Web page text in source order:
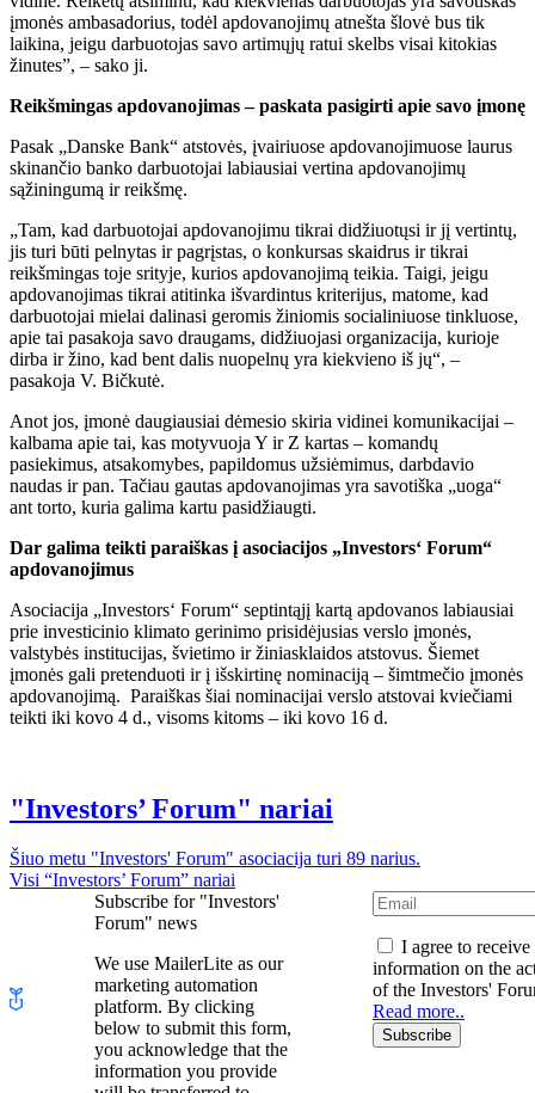
įmonės ambasadorius, todėl apdovanojimų atnešta šlovė bus tik
laikina, jeigu darbuotojas savo artimųjų ratui skelbs visai kitokias
žinutes”, – sako ji.
Reikšmingas apdovanojimas – paskata pasigirti apie savo įmonę
Pasak „Danske Bank“ atstovės, įvairiuose apdovanojimuose laurus
skinančio banko darbuotojai labiausiai vertina apdovanojimų
sąžiningumą ir reikšmę.
„Tam, kad darbuotojai apdovanojimu tikrai didžiuotųsi ir jį vertintų,
jis turi būti pelnytas ir pagrįstas, o konkursas skaidrus ir tikrai
reikšmingas toje srityje, kurios apdovanojimą teikia. Taigi, jeigu
apdovanojimas tikrai atitinka išvardintus kriterijus, matome, kad
darbuotojai mielai dalinasi geromis žiniomis socialiniuose tinkluose,
apie tai pasakoja savo draugams, didžiuojasi organizacija, kurioje
dirba ir žino, kad bent dalis nuopelnų yra kiekvieno iš jų“, –
pasakoja V. Bičkutė.
Anot jos, įmonė daugiausiai dėmesio skiria vidinei komunikacijai –
kalbama apie tai, kas motyvuoja Y ir Z kartas – komandų
pasiekimus, atsakomybes, papildomus užsiėmimus, darbdavio
naudas ir pan. Tačiau gautas apdovanojimas yra savotiška „uoga“
ant torto, kuria galima kartu pasidžiaugti.
Dar galima teikti paraiškas į asociacijos „Investors‘ Forum“
apdovanojimus
Asociacija „Investors‘ Forum“ septintąjį kartą apdovanos labiausiai
prie investicinio klimato gerinimo prisidėjusias verslo įmonės,
valstybės institucijas, švietimo ir žiniasklaidos atstovus. Šiemet
įmonės gali pretenduoti ir į išskirtinę nominaciją – šimtmečio įmonės
apdovanojimą. Paraiškas šiai nominacijai verslo atstovai kviečiami
teikti iki kovo 4 d., visoms kitoms – iki kovo 16 d.
"Investors’ Forum" nariai
Šiuo metu "Investors' Forum" asociacija turi 89 narius.
Visi “Investors’ Forum” nariai
Subscribe for "Investors'
Forum" news
We use MailerLite as our
marketing automation
platform. By clicking
below to submit this form,
you acknowledge that the
information you provide
I agree to receive
information on the
of the Investors'
Read more..
Subscribe